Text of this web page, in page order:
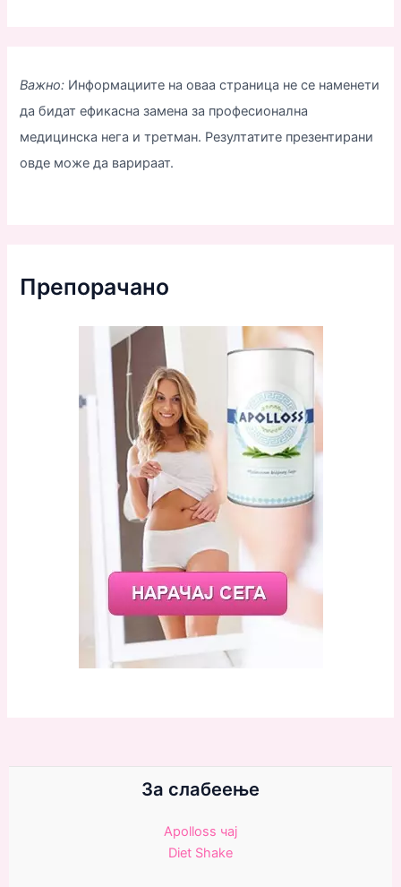
Важно: Информациите на оваа страница не се наменети
да бидат ефикасна замена за професионална
медицинска нега и третман. Резултатите презентирани
овде може да варираат.
Препорачано
За слабеење
Apolloss чаj
Diet Shake